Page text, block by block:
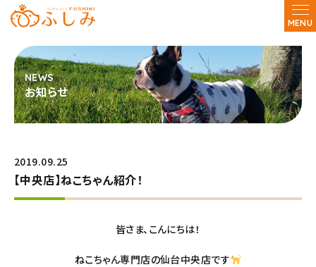
MENU
お知らせ
2019.09.25
【中央店】ねこちゃん紹介！
皆さま、こんにちは！
ねこちゃん専門店の仙台中央店です